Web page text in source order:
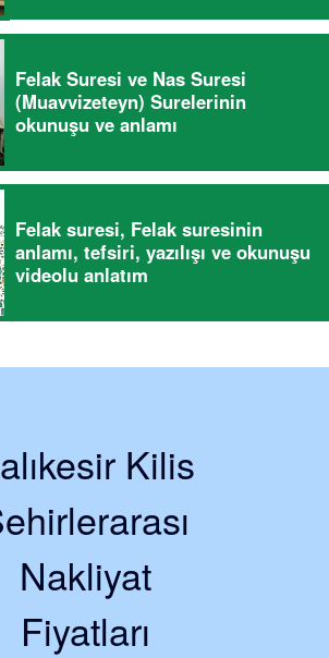
Felak Suresi ve Nas Suresi
(Muavvizeteyn) Surelerinin
okunuşu ve anlamı
Felak suresi, Felak suresinin
anlamı, tefsiri, yazılışı ve okunuşu
videolu anlatım
Kilis
Nakliyat
Fiyatları